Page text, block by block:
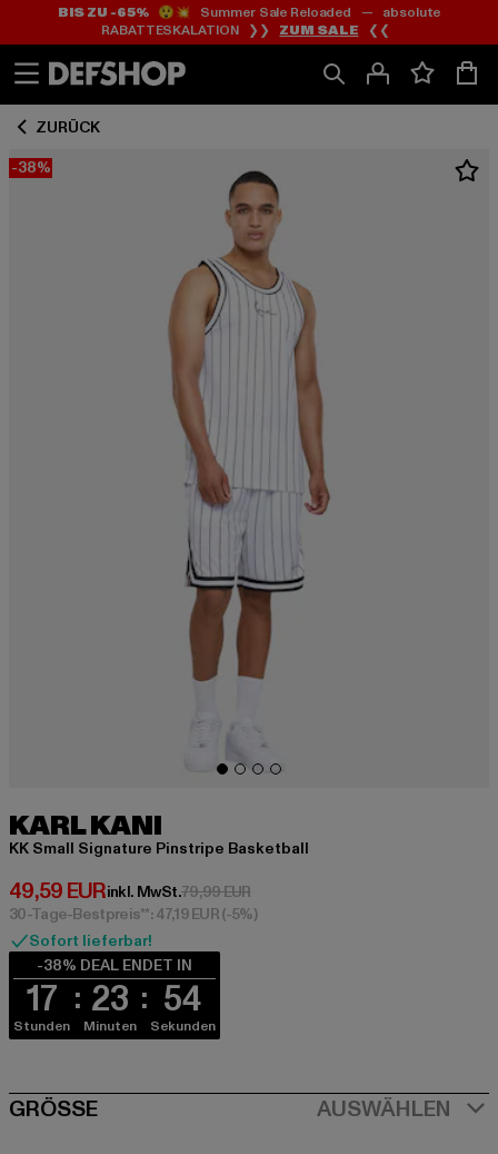
Zum
Inhalt
springen
Zum
Fußzeile
springen
BIS ZU -65%😲💥 Summer Sale Reloaded — absolute
RABATTESKALATION ❯❯ ZUM SALE ❮❮
ZURÜCK
-38%
KARL KANI
KK Small Signature Pinstripe Basketball
49,59 EUR
Derzeitiger Preis: 49,59 EUR
inkl. MwSt.79,99 EURAktionspreis: 79,99 EUR
30-Tage-Bestpreis**: 47,19 EUR(-5%)
Sofort lieferbar!
-38% DEAL ENDET IN
17
Stunden
23
Minuten
53
Sekunden
SIZE
GRÖSSE AUSWÄHLEN